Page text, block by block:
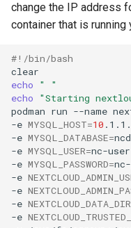
change the IP address
container that is running
#!/bin/bash
echo
" "
echo
"Starting
podman run --name
-e MYSQL_HOST=10
-e MYSQL_DATABASE=
-e MYSQL_USER=nc-user
-e MYSQL_PASSWORD=
-e
-e
-e NEXTCLOUD_DATA_DIR
-e